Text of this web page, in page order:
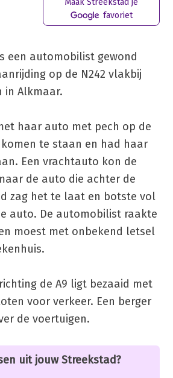
favoriet
een automobilist gewond
op de N242 vlakbij
in Alkmaar.
haar auto met pech op de
te staan en had haar
Een vrachtauto kon de
de auto die achter de
zag het te laat en botste vol
auto. De automobilist raakte
moest met onbekend letsel
de A9 ligt bezaaid met
voor verkeer. Een berger
de voertuigen.
uit jouw Streekstad?